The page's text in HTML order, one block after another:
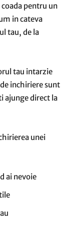
pentru un
in cateva
tau, de la
tau intarzie
inchiriere sunt
ajunge direct la
unei
ai nevoie